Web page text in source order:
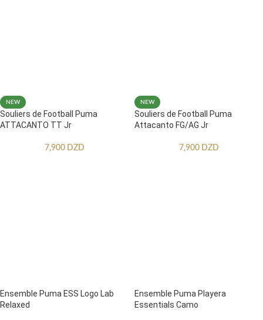
NEW
Souliers de Football Puma
ATTACANTO TT Jr
7,900 DZD
NEW
Souliers de Football Puma
Attacanto FG/AG Jr
7,900 DZD
Ensemble Puma ESS Logo Lab
Relaxed
Ensemble Puma Playera
Essentials Camo